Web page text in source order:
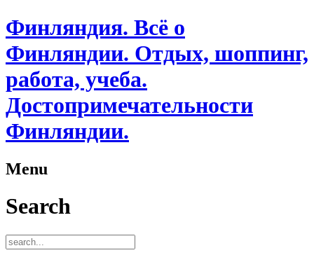
Финляндия. Всё о
Финляндии. Отдых, шоппинг,
работа, учеба.
Достопримечательности
Финляндии.
Menu
Search